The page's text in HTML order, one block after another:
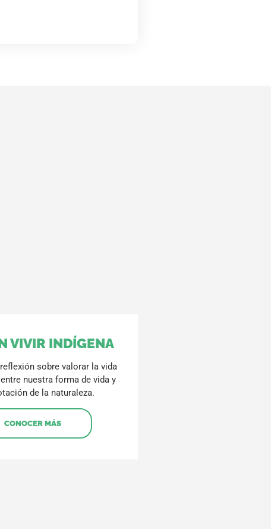
VIVIR INDÍGENA
sobre valorar la vida
nuestra forma de vida y
de la naturaleza.
CONOCER MÁS